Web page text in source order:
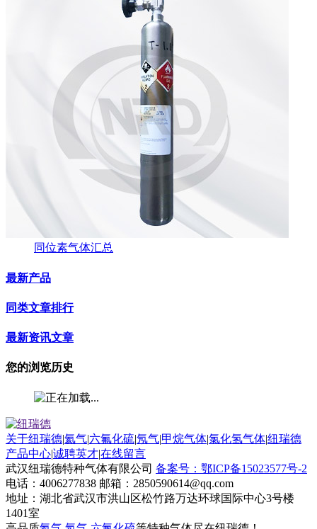
同位素气体汇总
最新产品
同类文章排行
最新资讯文章
您的浏览历史
关于纽瑞德|氦气|六氟化硫|氖气|甲烷气体|氯化氢气体|纽瑞德
产品中心|诚聘英才|在线留言
武汉纽瑞德特种气体有限公司 备案号：鄂ICP备15023577号-2
电话：4006277838 邮箱：2850590614@qq.com
地址：湖北省武汉市洪山区松竹路万达环球国际中心3号楼
1401室